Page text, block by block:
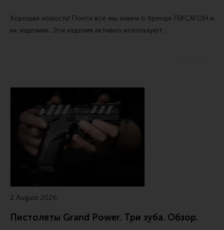
Хорошая новость! Почти все мы знаем о бренде ГЕКСАГОН и
их изделиях. Эти изделия активно используют…
2 August 2026
Пистолеты Grand Power. Три зуба. Обзор.